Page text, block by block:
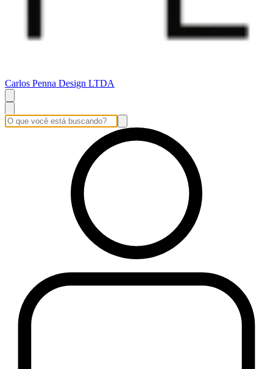
Carlos Penna Design LTDA